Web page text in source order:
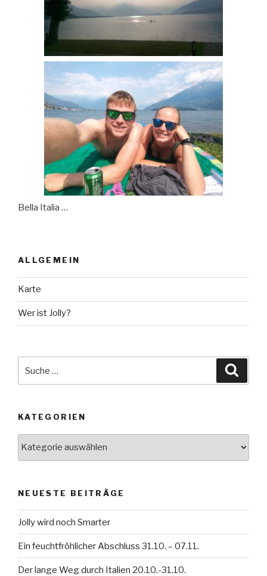
Bella Italia …
ALLGEMEIN
Karte
Wer ist Jolly?
nach:
KATEGORIEN
NEUESTE BEITRÄGE
Jolly wird noch Smarter
Ein feuchtfröhlicher Abschluss 31.10. – 07.11.
Der lange Weg durch Italien 20.10.-31.10.